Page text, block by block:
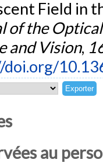
Field in
of the
and Vision,
au